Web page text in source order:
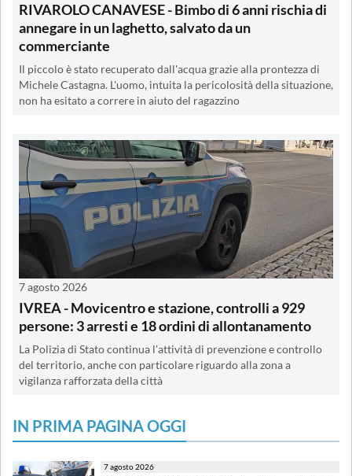
RIVAROLO CANAVESE - Bimbo di 6 anni rischia di
annegare in un laghetto, salvato da un
commerciante
Il piccolo è stato recuperato dall'acqua grazie alla prontezza di
Michele Castagna. L'uomo, intuita la pericolosità della situazione,
non ha esitato a correre in aiuto del ragazzino
7 agosto 2026
IVREA - Movicentro e stazione, controlli a 929
persone: 3 arresti e 18 ordini di allontanamento
La Polizia di Stato continua l’attività di prevenzione e controllo
del territorio, anche con particolare riguardo alla zona a
vigilanza rafforzata della città
IN PRIMA PAGINA OGGI
7 agosto 2026